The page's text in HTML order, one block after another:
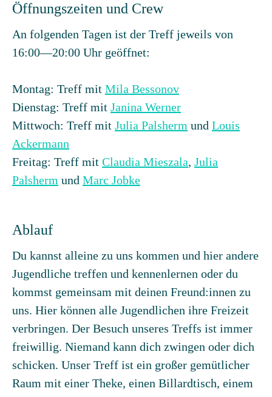
Öffnungszeiten und Crew
An folgenden Tagen ist der Treff jeweils von
16:00—20:00 Uhr geöffnet:
Montag: Treff mit Mila Bessonov
Dienstag: Treff mit Janina Werner
Mittwoch: Treff mit Julia Palsherm und Louis
Ackermann
Freitag: Treff mit Claudia Mieszala, Julia
Palsherm und Marc Jobke
Ablauf
Du kannst alleine zu uns kommen und hier andere
Jugendliche treffen und kennenlernen oder du
kommst gemeinsam mit deinen Freund:innen zu
uns. Hier können alle Jugendlichen ihre Freizeit
verbringen. Der Besuch unseres Treffs ist immer
freiwillig. Niemand kann dich zwingen oder dich
schicken. Unser Treff ist ein großer gemütlicher
Raum mit einer Theke, einen Billardtisch, einem